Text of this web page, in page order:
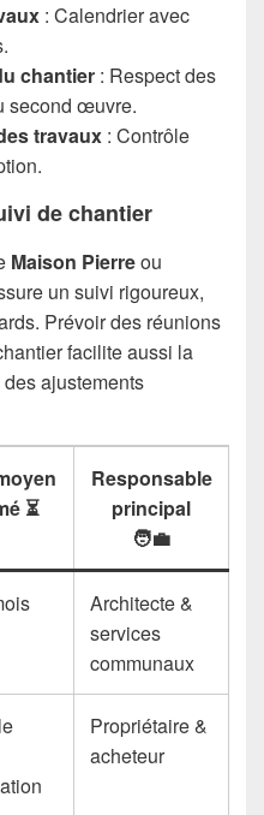
: Calendrier avec
chantier : Respect des
second œuvre.
travaux : Contrôle
de chantier
Maison Pierreou
un suivi rigoureux,
Prévoir des réunions
facilite aussi la
ajustements
⏳
Responsable
principal
🧑‍💼
Architecte &
services
communaux
Propriétaire &
acheteur